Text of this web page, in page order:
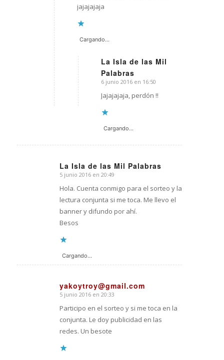
jajajajaja
Cargando...
La Isla de las Mil
Palabras
Dice:
6 junio 2016 en 16:50
Jajajajaja, perdón !!
Cargando...
La Isla de las Mil Palabras
Dice:
5 junio 2016 en 20:49
Hola. Cuenta conmigo para el sorteo y la
lectura conjunta si me toca. Me llevo el
banner y difundo por ahí.
Besos
Cargando...
yakoytroy@gmail.com
Dice:
5 junio 2016 en 20:33
Participo en el sorteo y si me toca en la
conjunta. Le doy publicidad en las
redes. Un besote